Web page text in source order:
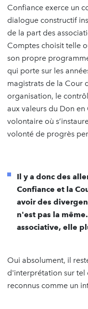
Confiance exerce un
dialogue constructif
de la part des
Comptes choisit telle
son propre
qui porte sur les
magistrats de la Cour
organisation, le
aux valeurs du Don
volontaire où
volonté de progrès
Il y a donc des
Confiance et la
avoir des
n'est pas la
associative, elle
Oui absolument, il
d'interprétation sur tel
reconnus comme un